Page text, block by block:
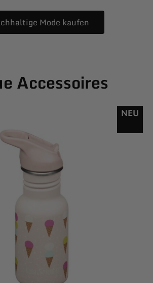
Mode kaufen
Accessoires
NEU